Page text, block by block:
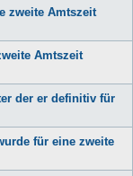
zweite Amtszeit
Amtszeit
der er definitiv für
für eine zweite